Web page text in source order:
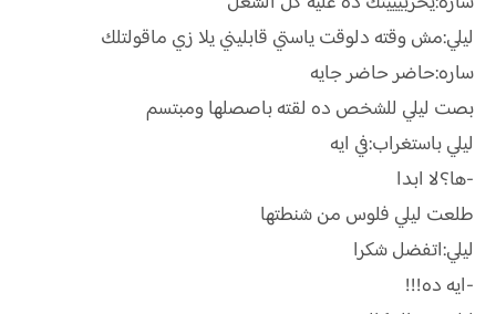
ليلي:مش وقته دلوقت ياستي قابليني يلا زي ماقولتلك
ساره:حاضر حاضر جايه
بصت ليلي للشخص ده لقته باصصلها ومبتسم
ليلي باستغراب:في ايه
-ها؟لا ابدا
طلعت ليلي فلوس من شنطتها
ليلي:اتفضل شكرا
-ايه ده!!!